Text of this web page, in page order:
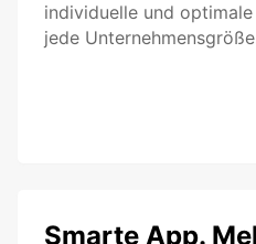
individuelle und
jede
Smarte App.